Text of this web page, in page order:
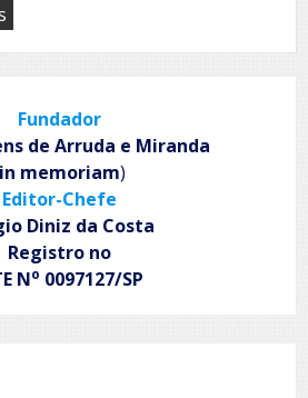
de
Fundador
de Arruda e Miranda
memoriam)
Editor-Chefe
Diniz da Costa
Registro no
No 0097127/SP